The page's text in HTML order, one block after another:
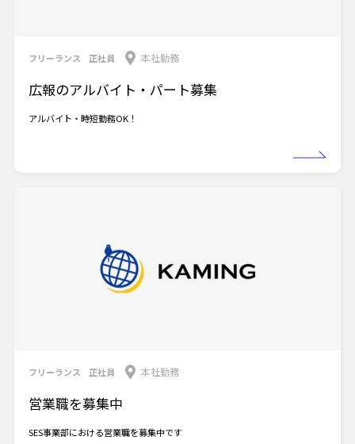
フリーランス 正社員 本社勤務
広報のアルバイト・パート募集
アルバイト・時短勤務OK！
フリーランス 正社員 本社勤務
営業職を募集中
SES事業部における営業職を募集中です